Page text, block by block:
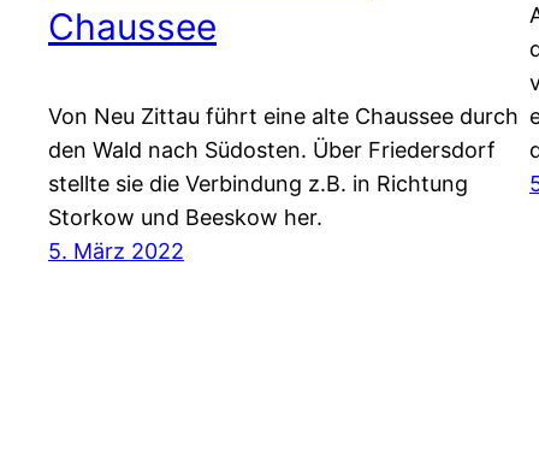
Chaussee
Von Neu Zittau führt eine alte Chaussee durch
den Wald nach Südosten. Über Friedersdorf
stellte sie die Verbindung z.B. in Richtung
Storkow und Beeskow her.
5. März 2022